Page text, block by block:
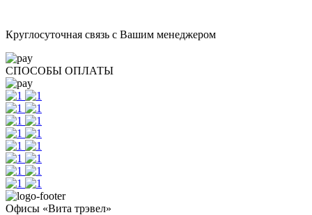
Круглосуточная связь с Вашим менеджером
СПОСОБЫ ОПЛАТЫ
Офисы «Вита трэвел»